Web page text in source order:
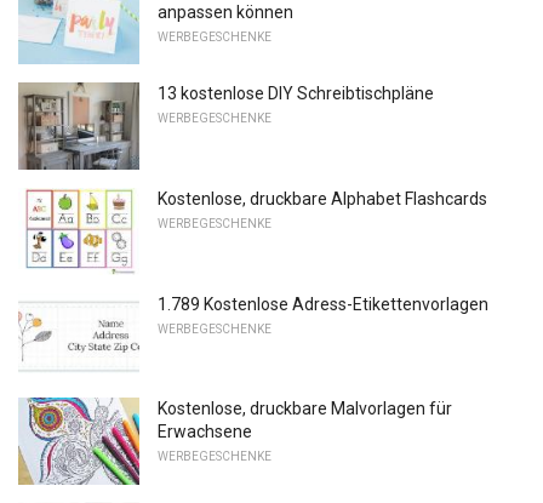
anpassen können
WERBEGESCHENKE
13 kostenlose DIY Schreibtischpläne
WERBEGESCHENKE
Kostenlose, druckbare Alphabet Flashcards
WERBEGESCHENKE
1.789 Kostenlose Adress-Etikettenvorlagen
WERBEGESCHENKE
Kostenlose, druckbare Malvorlagen für
Erwachsene
WERBEGESCHENKE